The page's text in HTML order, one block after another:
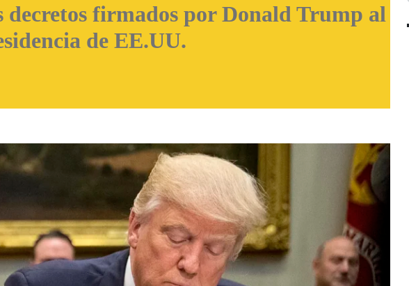
decretos firmados por Donald Trump al
de EE.UU.